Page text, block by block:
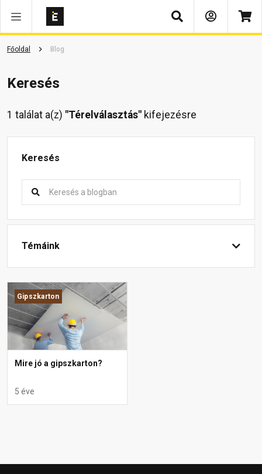
Keresés
Főoldal Blog
Keresés
1 találat a(z) "Térelválasztás" kifejezésre
Gipszkarton
Mire jó a gipszkarton?
5 éve
Keresés
Témáink